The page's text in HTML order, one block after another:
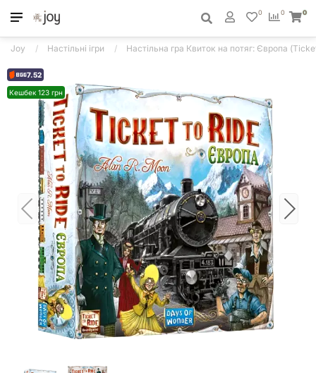
0
0 0
Joy Настільні ігри Настільна гра Квиток на потяг: Європа
7.52
Кешбек 123 грн